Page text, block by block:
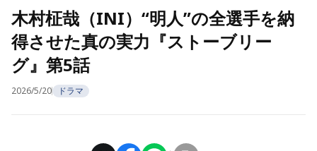
木村柾哉（INI）“明人”の全選手を納
得させた真の実力『ストーブリー
グ』第5話
2026/5/20 ドラマ